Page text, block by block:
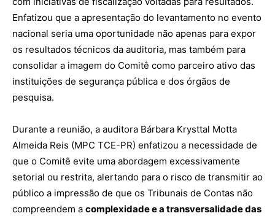
Enfatizou que a apresentação do levantamento no evento
nacional seria uma oportunidade não apenas para expor
os resultados técnicos da auditoria, mas também para
consolidar a imagem do Comitê como parceiro ativo das
instituições de segurança pública e dos órgãos de
pesquisa.
Durante a reunião, a auditora Bárbara Krysttal Motta
Almeida Reis (MPC TCE-PR) enfatizou a necessidade de
que o Comitê evite uma abordagem excessivamente
setorial ou restrita, alertando para o risco de transmitir ao
público a impressão de que os Tribunais de Contas não
compreendem a complexidade e a transversalidade das